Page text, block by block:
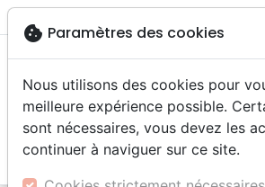
menu
cookie Paramètres des cookies
Nous utilisons des cookies pour
meilleure expérience possible.
sont nécessaires, vous devez les
continuer à naviguer sur ce site.